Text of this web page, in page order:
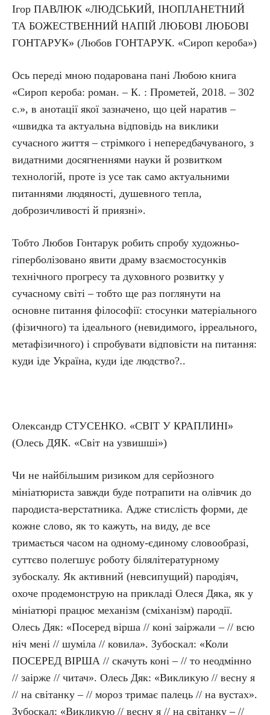
Ігор ПАВЛЮК «ЛЮДСЬКИЙ, ІНОПЛАНЕТНИЙ
ТА БОЖЕСТВЕННИЙ НАПІЙ ЛЮБОВІ ЛЮБОВІ
ГОНТАРУК» (Любов ГОНТАРУК. «Сироп кероба»)
Ось переді мною подарована пані Любою книга
«Сироп кероба: роман. – К. : Прометей, 2018. – 302
с.», в анотації якої зазначено, що цей наратив –
«швидка та актуальна відповідь на виклики
сучасного життя – стрімкого і непередбачуваного, з
видатними досягненнями науки й розвитком
технологій, проте із усе так само актуальними
питаннями людяності, душевного тепла,
доброзичливості й приязні».
Тобто Любов Гонтарук робить спробу художньо-
гіперболізовано явити драму взаємостосунків
технічного прогресу та духовного розвитку у
сучасному світі – тобто ще раз поглянути на
основне питання філософії: стосунки матеріального
(фізичного) та ідеального (невидимого, ірреального,
метафізичного) і спробувати відповісти на питання:
куди іде Україна, куди іде людство?..
Олександр СТУСЕНКО. «СВІТ У КРАПЛИНІ»
(Олесь ДЯК. «Світ на узвишші»)
Чи не найбільшим ризиком для серйозного
мініатюриста завжди буде потрапити на олівчик до
пародиста-верстатника. Адже стислість форми, де
кожне слово, як то кажуть, на виду, де все
тримається часом на одному-єдиному словообразі,
суттєво полегшує роботу білялітературному
зубоскалу. Як активний (невсипущий) пародіяч,
охоче продемонструю на прикладі Олеся Дяка, як у
мініатюрі працює механізм (сміханізм) пародії.
Олесь Дяк: «Посеред вірша // коні заіржали – // всю
ніч мені // шуміла // ковила». Зубоскал: «Коли
ПОСЕРЕД ВІРША // скачуть коні – // то неодмінно
// заірже // читач». Олесь Дяк: «Викликую // весну я
// на світанку – // мороз тримає палець // на вустах».
Зубоскал: «Викликую // весну я // на світанку – //